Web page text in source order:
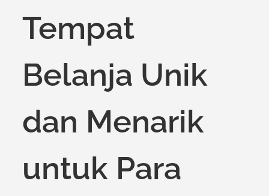
Tempat
Belanja Unik
dan Menarik
untuk Para